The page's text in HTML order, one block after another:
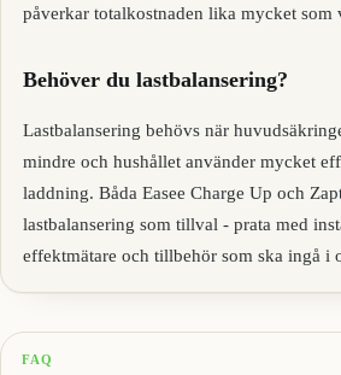
påverkar totalkostnaden lika mycket som
Behöver du lastbalansering?
Lastbalansering behövs när
mindre och hushållet använder mycket
laddning. Båda Easee Charge Up och
lastbalansering som tillval - prata med
effektmätare och tillbehör som ska ingå i
FAQ